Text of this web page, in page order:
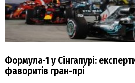
Формула-1 у Сінгапурі:
фаворитів гран-прі